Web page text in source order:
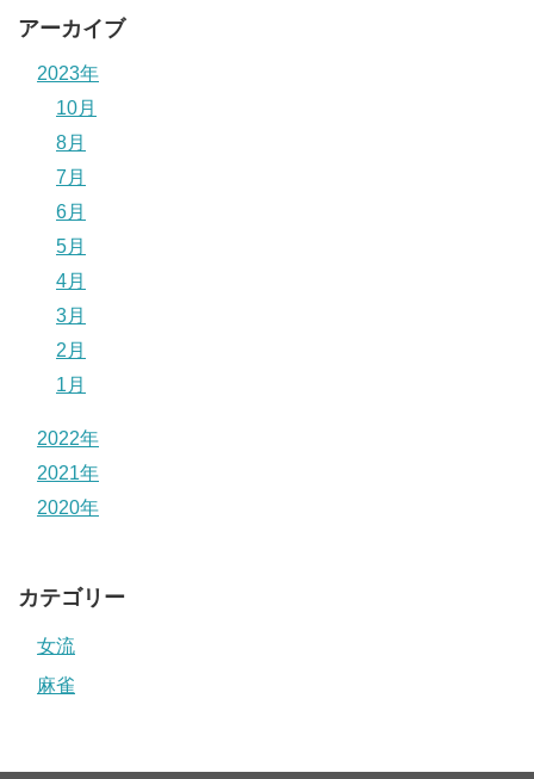
アーカイブ
2023年
10月
8月
7月
6月
5月
4月
3月
2月
1月
2022年
2021年
2020年
カテゴリー
女流
麻雀